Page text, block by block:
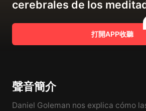
cerebrales de los
nivel
打開APP收聽
聲音簡介
Daniel Goleman nos explica cómo